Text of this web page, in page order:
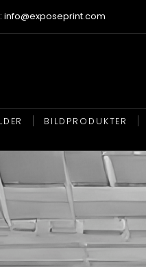
info@exposeprint.com
BILDPRODUKTER